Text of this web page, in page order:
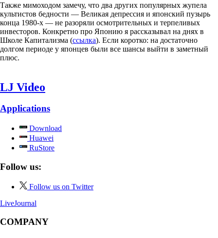
Также мимоходом замечу, что два других популярных жупела
культистов бедности — Великая депрессия и японский пузырь
конца 1980-х — не разоряли осмотрительных и терпеливых
инвесторов. Конкретно про Японию я рассказывал на днях в
Школе Капитализма (ссылка). Если коротко: на достаточно
долгом периоде у японцев были все шансы выйти в заметный
плюс.
LJ Video
Applications
Download
Huawei
RuStore
Follow us:
Follow us on Twitter
LiveJournal
COMPANY